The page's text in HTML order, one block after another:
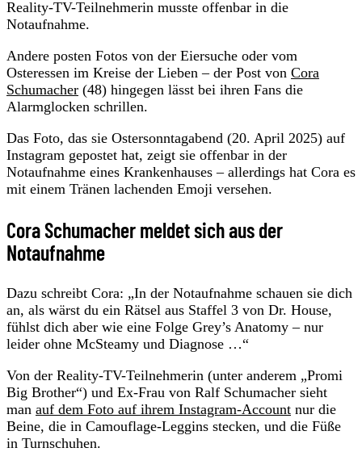
Reality-TV-Teilnehmerin musste offenbar in die
Notaufnahme.
Andere posten Fotos von der Eiersuche oder vom
Osteressen im Kreise der Lieben – der Post von Cora
Schumacher (48) hingegen lässt bei ihren Fans die
Alarmglocken schrillen.
Das Foto, das sie Ostersonntagabend (20. April 2025) auf
Instagram gepostet hat, zeigt sie offenbar in der
Notaufnahme eines Krankenhauses – allerdings hat Cora es
mit einem Tränen lachenden Emoji versehen.
Cora Schumacher meldet sich aus der
Notaufnahme
Dazu schreibt Cora: „In der Notaufnahme schauen sie dich
an, als wärst du ein Rätsel aus Staffel 3 von Dr. House,
fühlst dich aber wie eine Folge Grey’s Anatomy – nur
leider ohne McSteamy und Diagnose …“
Von der Reality-TV-Teilnehmerin (unter anderem „Promi
Big Brother“) und Ex-Frau von Ralf Schumacher sieht
man auf dem Foto auf ihrem Instagram-Account nur die
Beine, die in Camouflage-Leggins stecken, und die Füße
in Turnschuhen.